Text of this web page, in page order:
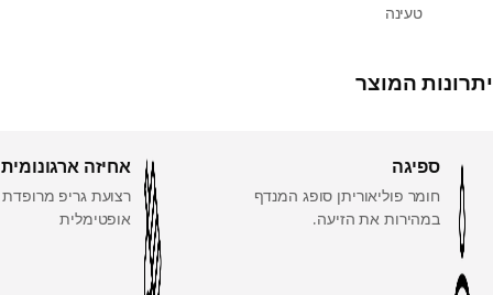
טעינה
יתרונות המוצר
ספיגה
חומר פוליאוריתן סופג המנדף
במהירות את הזיעה.
אחיזה ארגונומית
רצועת גריפ
אופטימלית